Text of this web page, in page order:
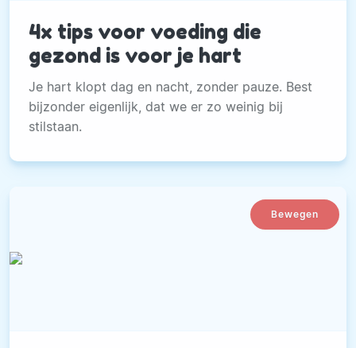
4x tips voor voeding die
gezond is voor je hart
Je hart klopt dag en nacht, zonder pauze. Best
bijzonder eigenlijk, dat we er zo weinig bij
stilstaan.
Bewegen